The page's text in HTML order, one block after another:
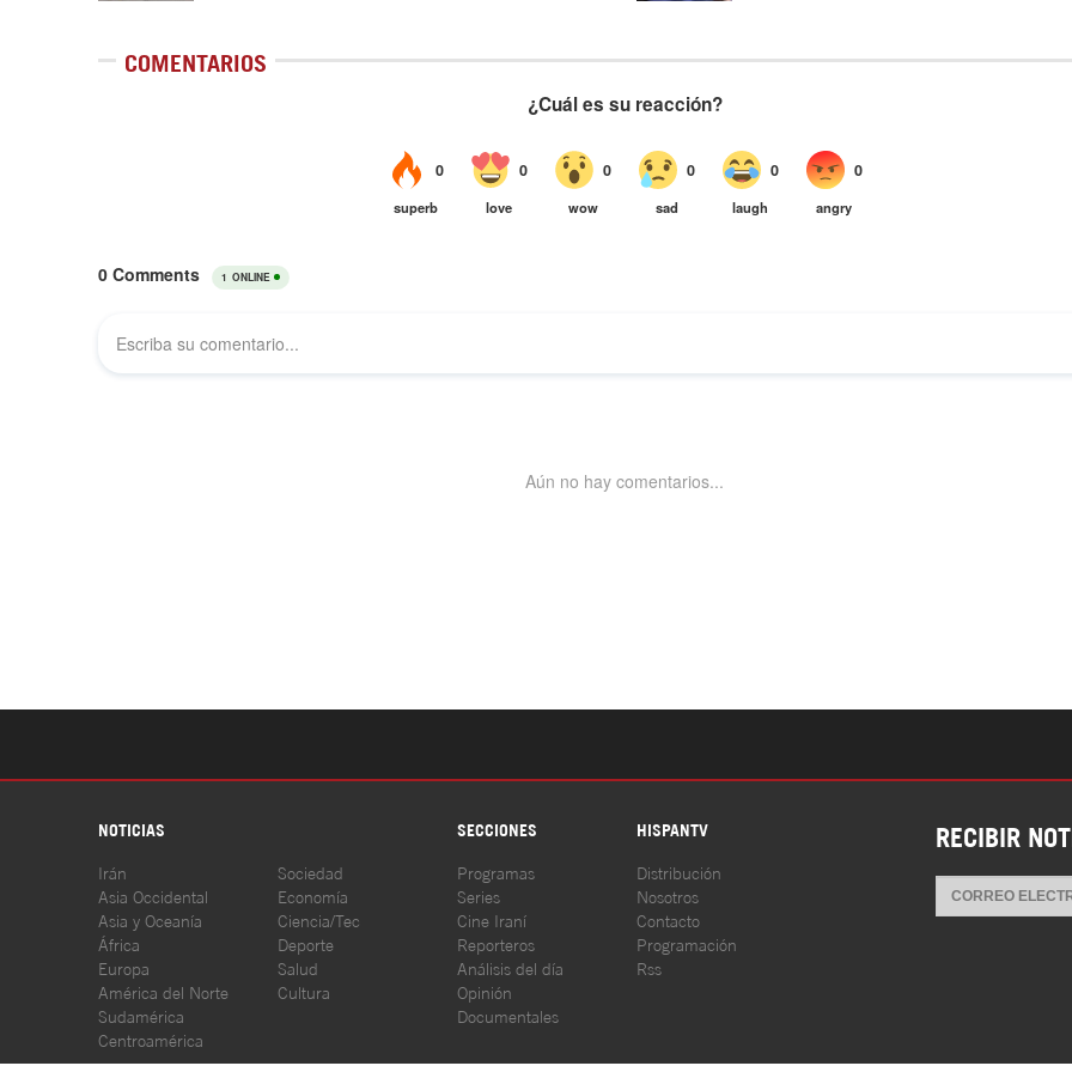
COMENTARIOS
NOTICIAS SECCIONES HISPANTV
Irán
Asia Occidental
Asia y Oceanía
África
Europa
América del Norte
Sudamérica
Centroamérica
Sociedad
Economía
Ciencia/Tec
Deporte
Salud
Cultura
Programas
Series
Cine Iraní
Reporteros
Análisis del día
Opinión
Documentales
Distribución
Nosotros
Contacto
Programación
Rss
RECIBIR